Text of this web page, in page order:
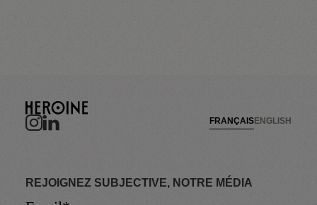
FRANÇAISENGLISH
REJOIGNEZ SUBJECTIVE, NOTRE MÉDIA